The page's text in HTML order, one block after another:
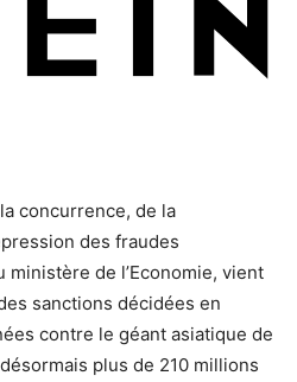
concurrence, de la
des fraudes
ministère de l’Economie, vient
sanctions décidées en
contre le géant asiatique de
plus de 210 millions